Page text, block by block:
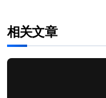
相关文章